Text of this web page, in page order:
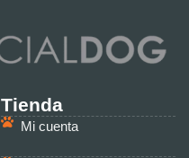
Tienda
Mi cuenta